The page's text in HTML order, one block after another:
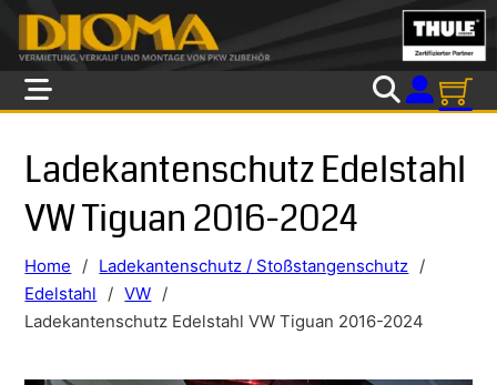
Skip to main content
Skip to footer
Ladekantenschutz Edelstahl
VW Tiguan 2016-2024
Home / Ladekantenschutz / Stoßstangenschutz /
Edelstahl
/ VW /
Ladekantenschutz Edelstahl VW Tiguan 2016-2024